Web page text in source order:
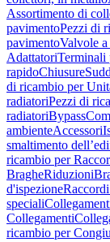
Assortimento di
pavimentoPezzi di
pavimentoValvole a
AdattatoriTerminali
rapidoChiusure
di ricambio per
radiatoriPezzi di
radiatoriBypass
ambienteAccessori
smaltimento
ricambio per
BragheRiduzioni
d'ispezione
speciali
Collegamenti
ricambio per